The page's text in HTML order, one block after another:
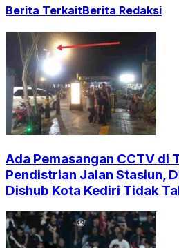
Berita TerkaitBerita Redaksi
Ada Pemasangan CCTV di
Pendistrian Jalan Stasiun,
Dishub Kota Kediri Tidak